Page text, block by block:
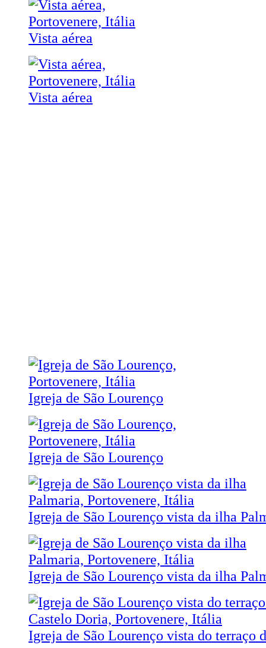
Vista aérea
Vista aérea
Igreja de São Lourenço
Igreja de São Lourenço
Igreja de São Lourenço vista da ilha
Igreja de São Lourenço vista da ilha
Igreja de São Lourenço vista do terraço